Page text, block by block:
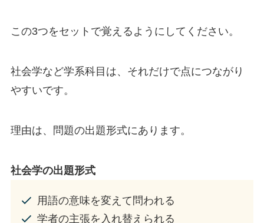
この3つをセットで覚えるようにしてください。
社会学など学系科目は、それだけで点につながり
やすいです。
理由は、問題の出題形式にあります。
社会学の出題形式
用語の意味を変えて問われる
学者の主張を入れ替えられる